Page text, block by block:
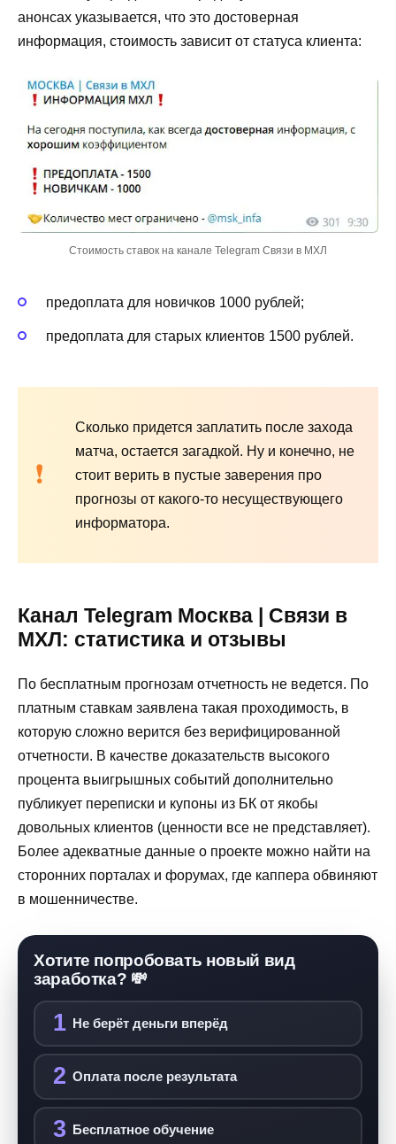
анонсах указывается, что это достоверная
информация, стоимость зависит от статуса клиента:
Стоимость ставок на канале Telegram Связи в МХЛ
предоплата для новичков 1000 рублей;
предоплата для старых клиентов 1500 рублей.
Сколько придется заплатить после захода
матча, остается загадкой. Ну и конечно, не
стоит верить в пустые заверения про
прогнозы от какого-то несуществующего
информатора.
Канал Telegram Москва | Связи в
МХЛ: статистика и отзывы
По бесплатным прогнозам отчетность не ведется. По
платным ставкам заявлена такая проходимость, в
которую сложно верится без верифицированной
отчетности. В качестве доказательств высокого
процента выигрышных событий дополнительно
публикует переписки и купоны из БК от якобы
довольных клиентов (ценности все не представляет).
Более адекватные данные о проекте можно найти на
сторонних порталах и форумах, где каппера обвиняют
в мошенничестве.
Хотите попробовать новый вид
заработка? 💸
1 Не берёт деньги вперёд
2 Оплата после результата
3 Бесплатное обучение